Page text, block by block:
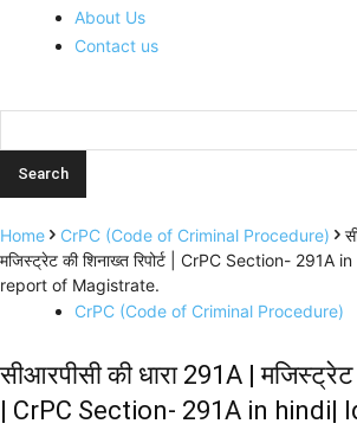
About Us
Contact us
Home CrPC (Code of Criminal Procedure)
मजिस्ट्रेट की शिनाख्त रिपोर्ट | CrPC Section-
report of Magistrate.
CrPC (Code of Criminal Procedure)
सीआरपीसी की धारा 291A | मजिस्ट्रेट
| CrPC Section- 291A in hindi|